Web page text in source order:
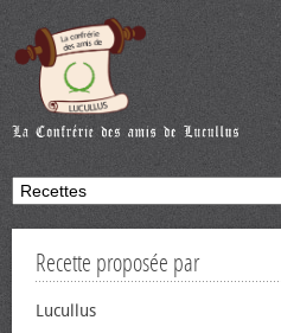
Recette proposée par
Lucullus